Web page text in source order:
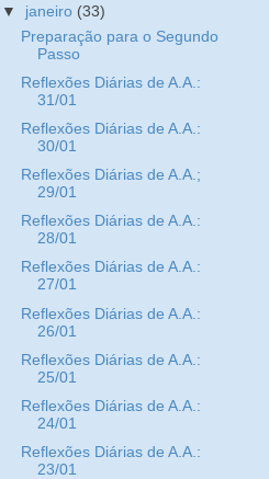
▼ janeiro (33)
Preparação para o Segundo
Passo
Reflexões Diárias de A.A.:
31/01
Reflexões Diárias de A.A.:
30/01
Reflexões Diárias de A.A.;
29/01
Reflexões Diárias de A.A.:
28/01
Reflexões Diárias de A.A.:
27/01
Reflexões Diárias de A.A.:
26/01
Reflexões Diárias de A.A.:
25/01
Reflexões Diárias de A.A.:
24/01
Reflexões Diárias de A.A.:
23/01